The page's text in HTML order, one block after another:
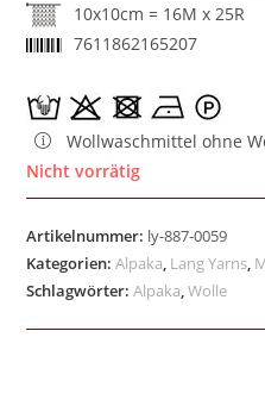
10x10cm = 16M x 25R
7611862165207
Wollwaschmittel ohne
Nicht vorrätig
Artikelnummer: ly-887-0059
Kategorien:Alpaka Lang Yarns
Schlagwörter:Alpaka ,Wolle